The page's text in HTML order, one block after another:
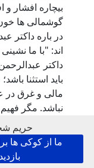
حریم
ما از کوکی ها
بیچاره افشار
گوشمالی ها
در باره داکتر
اند: "با ما
داکتر
باید استثنا
مالی و غرق
نباشد. مگر
چرسی هایش،
جندیهایشان،
(ازجمله
فساد اخلاقی،